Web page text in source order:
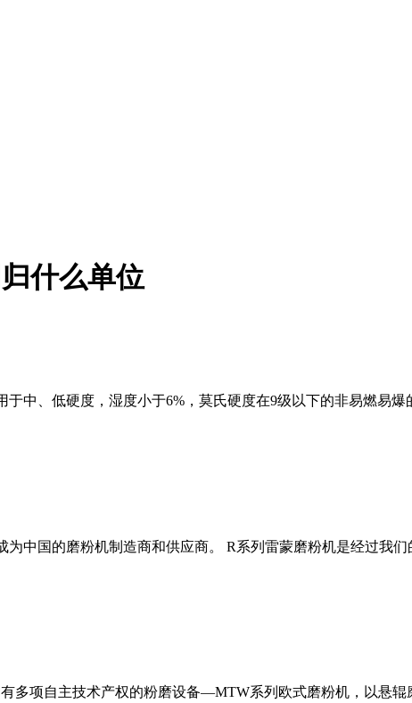
什么单位
中、低硬度，湿度小于6%，莫氏硬度在9级以下的非易燃易
中国的磨粉机制造商和供应商。 R系列雷蒙磨粉机是经过我
多项自主技术产权的粉磨设备—MTW系列欧式磨粉机，以悬